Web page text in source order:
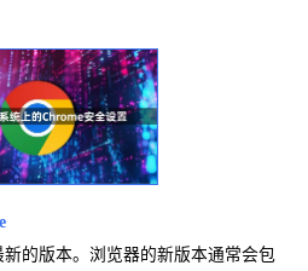
新的版本。浏览器的新版本通常会包